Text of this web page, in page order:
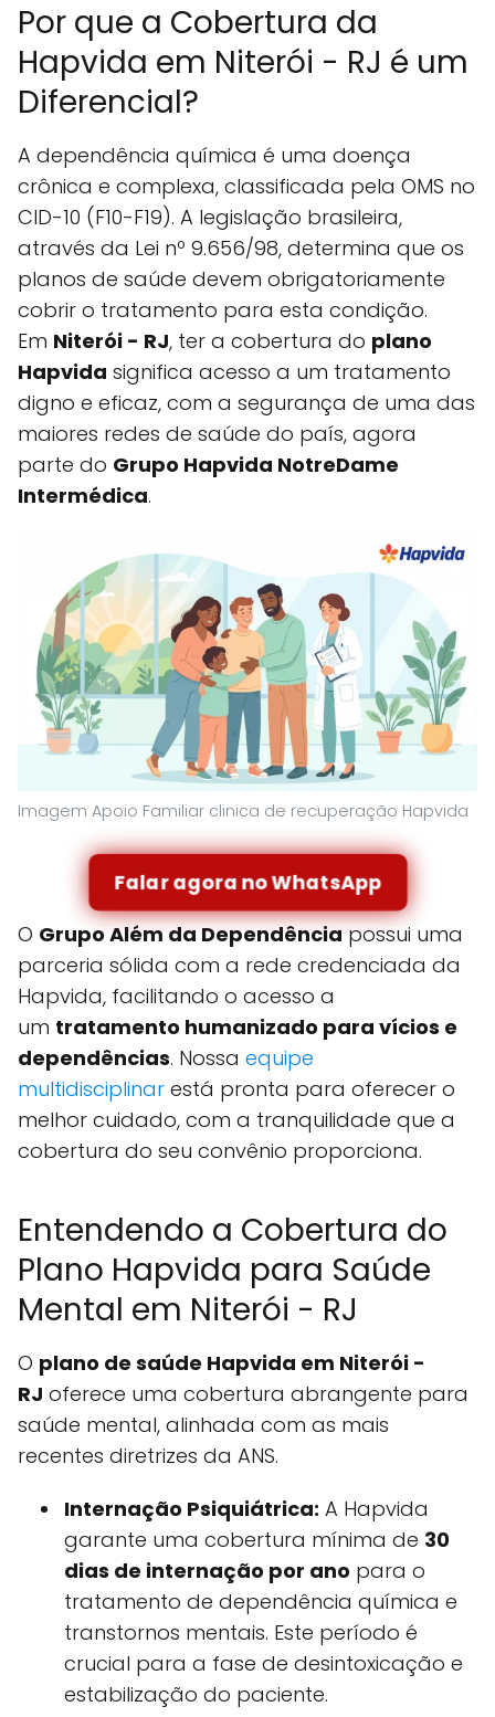
Por que a Cobertura da
Hapvida em Niterói - RJ é um
Diferencial?
A dependência química é uma doença
crônica e complexa, classificada pela OMS no
CID-10 (F10-F19). A legislação brasileira,
através da Lei nº 9.656/98, determina que os
planos de saúde devem obrigatoriamente
cobrir o tratamento para esta condição.
Em Niterói - RJ, ter a cobertura do plano
Hapvida significa acesso a um tratamento
digno e eficaz, com a segurança de uma das
maiores redes de saúde do país, agora
parte do Grupo Hapvida NotreDame
Intermédica.
Imagem Apoio Familiar clinica de recuperação Hapvida
Falar agora no WhatsApp
O Grupo Além da Dependênciapossui uma
parceria sólida com a rede credenciada da
Hapvida, facilitando o acesso a
um tratamento humanizado para vícios e
dependências. Nossa equipe
multidisciplinar está pronta para oferecer o
melhor cuidado, com a tranquilidade que a
cobertura do seu convênio proporciona.
Entendendo a Cobertura do
Plano Hapvida para Saúde
Mental em Niterói - RJ
O plano de saúde Hapvida em Niterói -
RJ oferece uma cobertura abrangente para
saúde mental, alinhada com as mais
recentes diretrizes da ANS.
Internação Psiquiátrica: A Hapvida
garante uma cobertura mínima de 30
dias de internação por ano para o
tratamento de dependência química e
transtornos mentais. Este período é
crucial para a fase de desintoxicação e
estabilização do paciente.